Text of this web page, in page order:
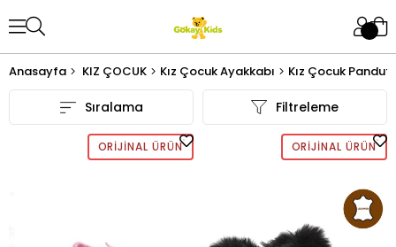
Anasayfa KIZ ÇOCUK Kız Çocuk Ayakkabı Kız Çocuk Panduf
Filtreleme
Sıralama
ORIJINAL ÜRÜN ORIJINAL ÜRÜN